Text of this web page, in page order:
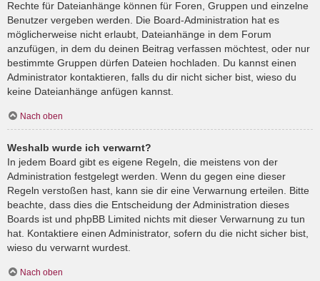
Rechte für Dateianhänge können für Foren, Gruppen und einzelne
Benutzer vergeben werden. Die Board-Administration hat es
möglicherweise nicht erlaubt, Dateianhänge in dem Forum
anzufügen, in dem du deinen Beitrag verfassen möchtest, oder nur
bestimmte Gruppen dürfen Dateien hochladen. Du kannst einen
Administrator kontaktieren, falls du dir nicht sicher bist, wieso du
keine Dateianhänge anfügen kannst.
Nach oben
Weshalb wurde ich verwarnt?
In jedem Board gibt es eigene Regeln, die meistens von der
Administration festgelegt werden. Wenn du gegen eine dieser
Regeln verstoßen hast, kann sie dir eine Verwarnung erteilen. Bitte
beachte, dass dies die Entscheidung der Administration dieses
Boards ist und phpBB Limited nichts mit dieser Verwarnung zu tun
hat. Kontaktiere einen Administrator, sofern du die nicht sicher bist,
wieso du verwarnt wurdest.
Nach oben